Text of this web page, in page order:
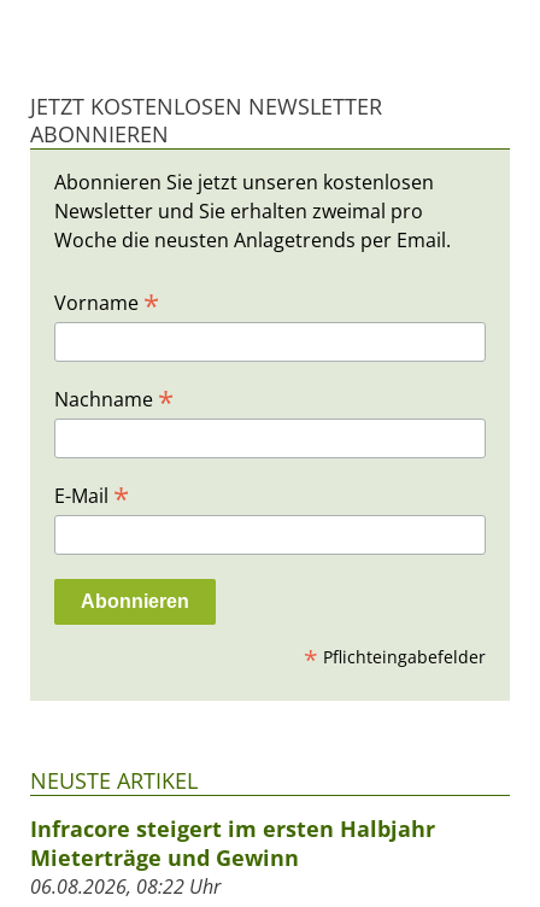
JETZT KOSTENLOSEN NEWSLETTER
ABONNIEREN
Abonnieren Sie jetzt unseren kostenlosen
Newsletter und Sie erhalten zweimal pro
Woche die neusten Anlagetrends per Email.
Vorname *
Nachname *
E-Mail *
* Pflichteingabefelder
NEUSTE ARTIKEL
Infracore steigert im ersten Halbjahr
Mieterträge und Gewinn
06.08.2026, 08:22 Uhr